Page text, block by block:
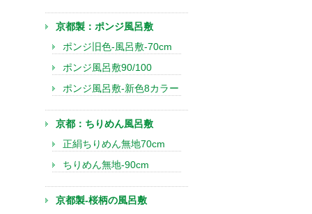
京都製：ポンジ風呂敷
ポンジ旧色-風呂敷-70cm
ポンジ風呂敷90/100
ポンジ風呂敷-新色8カラー
京都：ちりめん風呂敷
正絹ちりめん無地70cm
ちりめん無地-90cm
京都製-桜柄の風呂敷